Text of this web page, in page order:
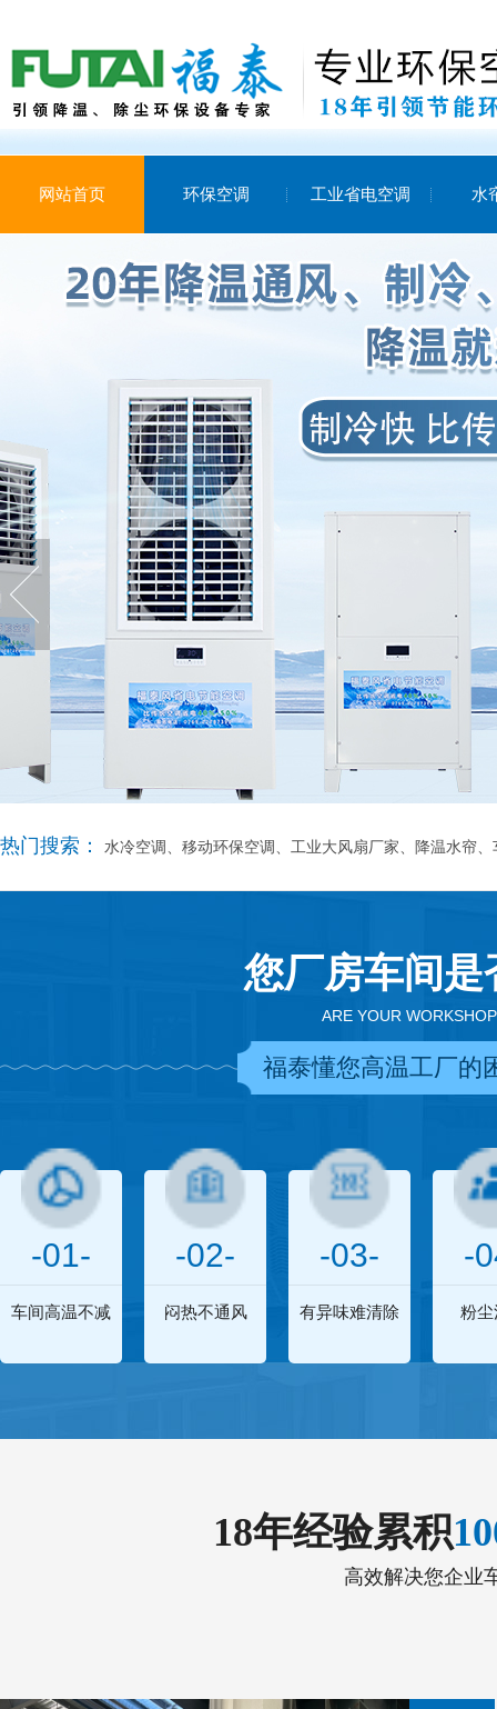
网站首页 环保空调 工业省电空调 水
热门搜索： 水冷空调、移动环保空调、工业大风扇厂家、降温水帘
您厂房车间
ARE YOUR
福泰懂您高温工厂的
-01-
车间高温不减
-02-
闷热不通风
-03-
有异味难清除
-
粉尘
18年经验累积
高效解决您企业